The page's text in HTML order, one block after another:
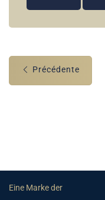
Précédente
Eine Marke der